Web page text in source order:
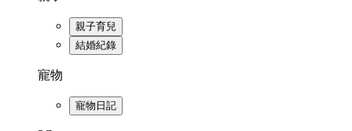
親子育兒
結婚紀錄
寵物
寵物日記